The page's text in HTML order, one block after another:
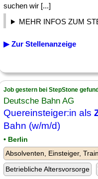
suchen wir [...]
MEHR INFOS ZUM
▶ Zur Stellenanzeige
Job gestern bei StepStone
Deutsche Bahn AG
Quereinsteiger:in als
Bahn (w/m/d)
• Berlin
Absolventen, Einsteiger,
Betriebliche Altersvorsorge